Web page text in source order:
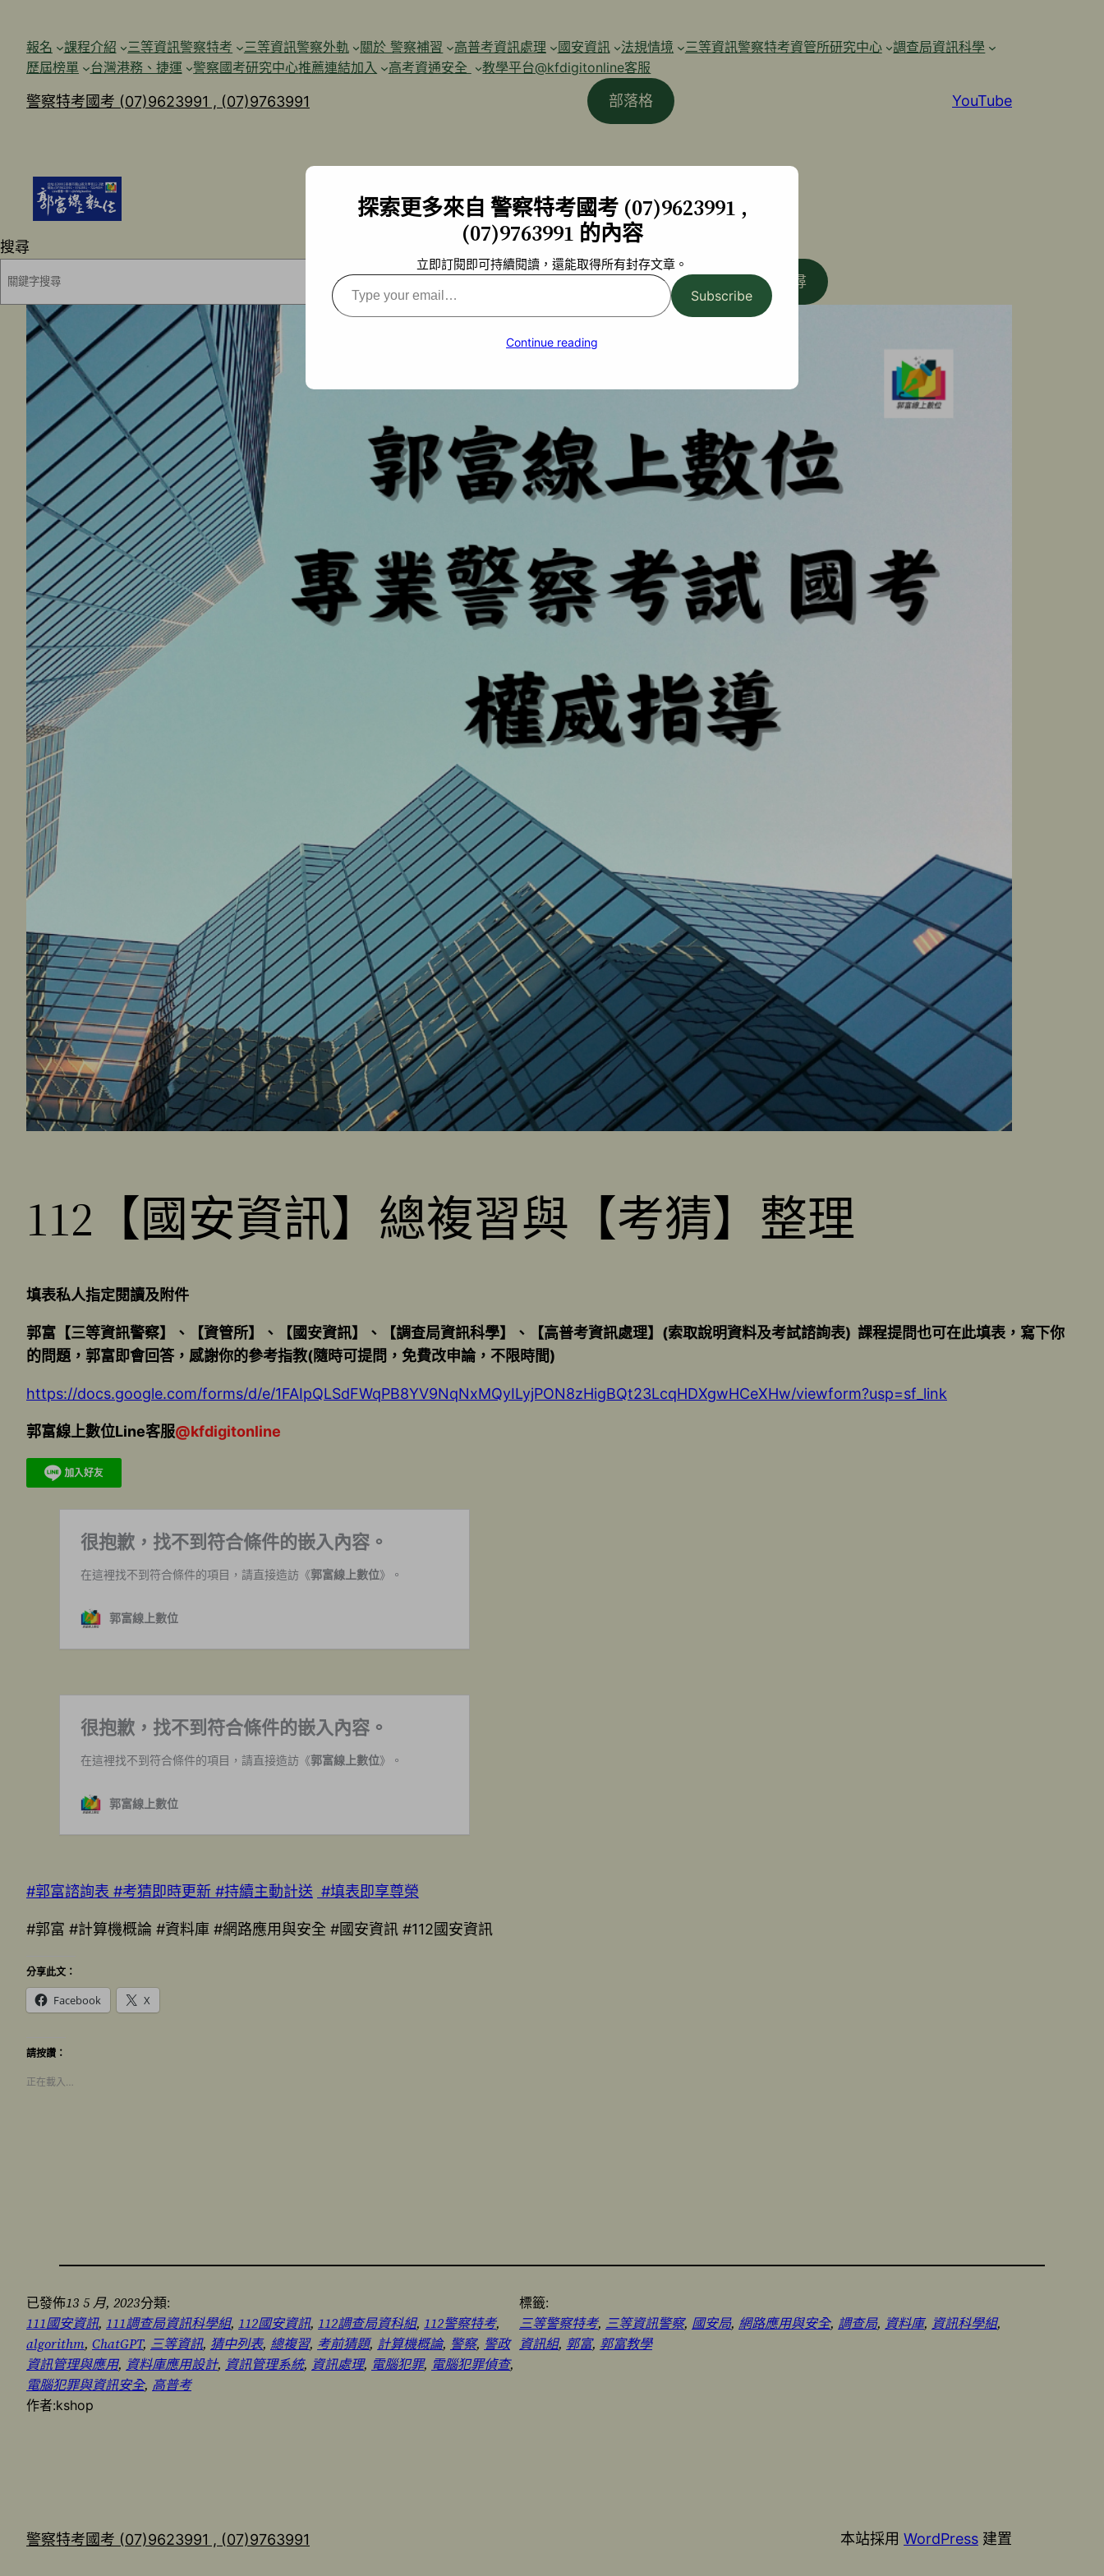
報名 課程介紹 三等資訊警察特考 三等資訊警察外軌 關於 警察補習 高普考資訊處理 國安資訊 法規情境 三等資訊警察特考資管所研究中心
調查局資訊科學
歷屆榜單
台灣港務、捷運 警察國考研究中心推薦連結加入 高考資通安全 教學平台@kfdigitonline客服
警察特考國考 (07)9623991 , (07)9763991 部落格 YouTube
搜尋
搜尋
112【國安資訊】總複習與【考猜】整理
填表私人指定閱讀及附件
郭富【三等資訊警察】、【資管所】、【國安資訊】、【調查局資訊科學】、【高普考資訊處理】(索取說明資料及考試諮詢表) 課程提問也可在此填表，寫下你
的問題，郭富即會回答，感謝你的參考指教(隨時可提問，免費改申論，不限時間)
https://docs.google.com/forms/d/e/1FAIpQLSdFWqPB8YV9NqNxMQyILyjPON8zHigBQt23LcqHDXgwHCeXHw/viewform?usp=sf_link
郭富線上數位Line客服@kfdigitonline
#郭富諮詢表 #考猜即時更新 #持續主動計送 #填表即享尊榮
#郭富 #計算機概論 #資料庫 #網路應用與安全 #國安資訊 #112國安資訊
分享此文：
Facebook X
請按讚：
正在載入…
已發佈13 5 月, 2023分類:
111國安資訊, 111調查局資訊科學組, 112國安資訊, 112調查局資科組, 112警察特考
algorithm, ChatGPT, 三等資訊, 猜中列表, 總複習, 考前猜題, 計算機概論, 警察, 警政
資訊管理與應用, 資料庫應用設計, 資訊管理系統, 資訊處理, 電腦犯罪, 電腦犯罪偵查
電腦犯罪與資訊安全, 高普考
作者:kshop
標籤:
三等警察特考, 三等資訊警察, 國安局, 網路應用與安全, 調查局, 資料庫, 資訊科學組
資訊組, 郭富, 郭富教學
警察特考國考 (07)9623991 , (07)9763991 本站採用 WordPress 建置
探索更多來自 警察特考國考 (07)9623991 ,
(07)9763991 的內容
立即訂閱即可持續閱讀，還能取得所有封存文章。
Type
your
Subscribe
Continue reading